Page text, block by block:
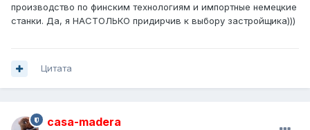
производство по финским технологиям и импортные немецкие
станки. Да, я НАСТОЛЬКО придирчив к выбору застройщика)))
Цитата
casa-madera